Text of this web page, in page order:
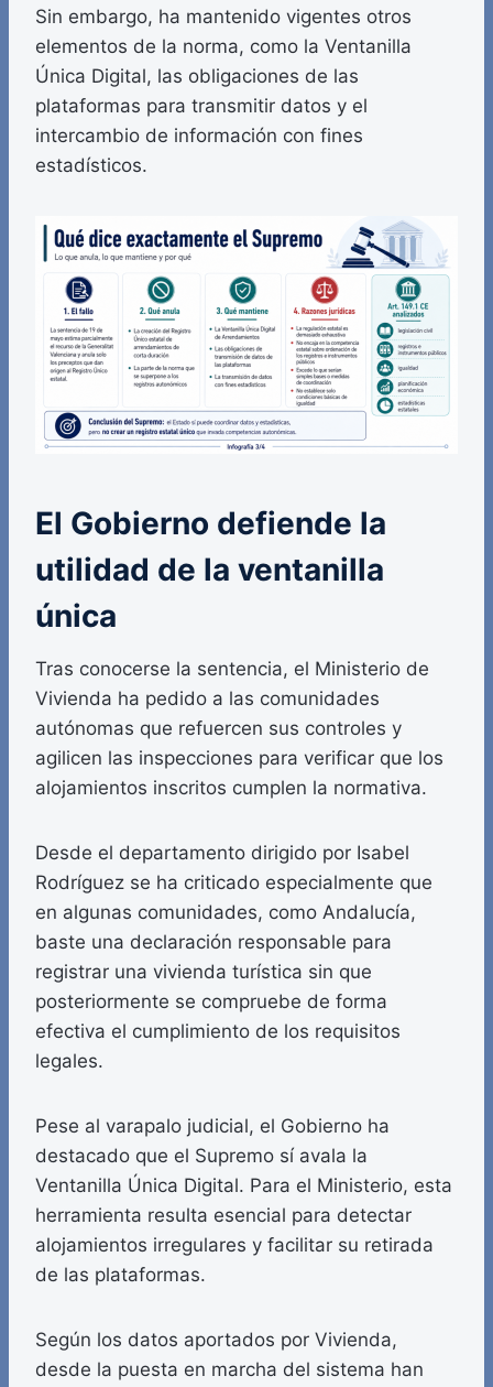
Sin embargo, ha mantenido vigentes otros
elementos de la norma, como la Ventanilla
Única Digital, las obligaciones de las
plataformas para transmitir datos y el
intercambio de información con fines
estadísticos.
El Gobierno defiende la
utilidad de la ventanilla
única
Tras conocerse la sentencia, el Ministerio de
Vivienda ha pedido a las comunidades
autónomas que refuercen sus controles y
agilicen las inspecciones para verificar que los
alojamientos inscritos cumplen la normativa.
Desde el departamento dirigido por Isabel
Rodríguez se ha criticado especialmente que
en algunas comunidades, como Andalucía,
baste una declaración responsable para
registrar una vivienda turística sin que
posteriormente se compruebe de forma
efectiva el cumplimiento de los requisitos
legales.
Pese al varapalo judicial, el Gobierno ha
destacado que el Supremo sí avala la
Ventanilla Única Digital. Para el Ministerio, esta
herramienta resulta esencial para detectar
alojamientos irregulares y facilitar su retirada
de las plataformas.
Según los datos aportados por Vivienda,
desde la puesta en marcha del sistema han